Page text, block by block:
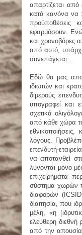
απαρτίζεται από
κατά κανόνα να
προϋποθέσεις
εφαρμόσουν. Ενώ
και χρονοβόρες
από αυτό,
συνεπάγεται...
Εδώ θα μας
ιδιωτών και
διμερούς
υπογραφεί και
σχετικά
από κάθε χώρα
λόγους.
επενδυτή-
να αποτανθεί
λύνονται μόνο
επιχειρήματα
σύστημα χωρών
διαφορών
διαιτησία, που
μέλη, «η
ελεύθερη διεθνή
από την